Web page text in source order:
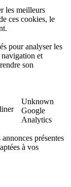
les meilleurs
ces cookies, le
pour analyser les
navigation et
son
Unknown
Google
Analytics
présentes
à vos